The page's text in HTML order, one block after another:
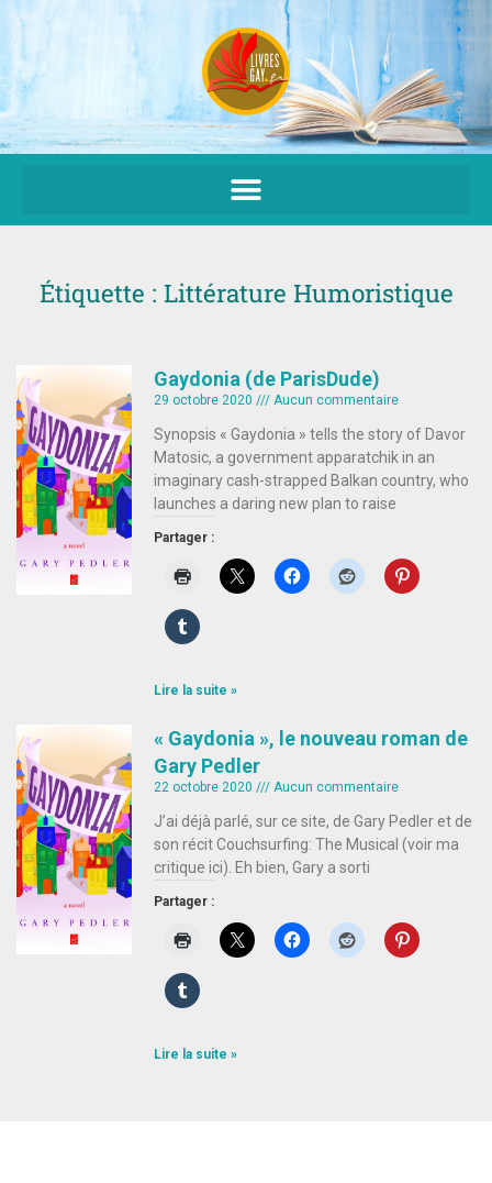
Aller
au
contenu
Étiquette : Littérature Humoristique
Gaydonia (de ParisDude)
29 octobre 2020 Aucun commentaire
Synopsis « Gaydonia » tells the story of Davor
Matosic, a government apparatchik in an
imaginary cash-strapped Balkan country, who
launches a daring new plan to raise
Partager :
Lire la suite »
« Gaydonia », le nouveau roman de
Gary Pedler
22 octobre 2020 Aucun commentaire
J’ai déjà parlé, sur ce site, de Gary Pedler et de
son récit Couchsurfing: The Musical (voir ma
critique ici). Eh bien, Gary a sorti
Partager :
Lire la suite »